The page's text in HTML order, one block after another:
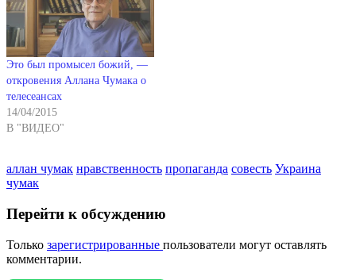
Это был промысел божий, —
откровения Аллана Чумака о
телесеансах
14/04/2015
В "ВИДЕО"
аллан чумак нравственность пропаганда совесть Украина
чумак
Перейти к обсуждению
Только зарегистрированные пользователи могут оставлять
комментарии.